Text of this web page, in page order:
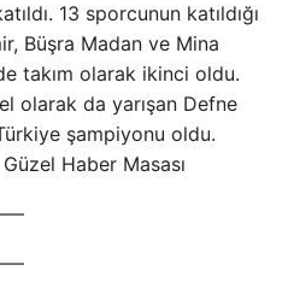
13 sporcunun katıldığı
Büşra Madan ve Mina
takım olarak ikinci oldu.
olarak da yarışan Defne
şampiyonu oldu.
Haber Masası